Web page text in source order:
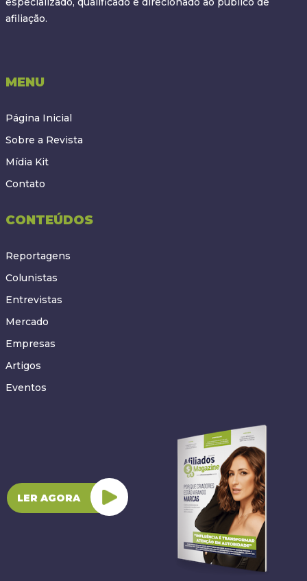
afiliação.
MENU
Página Inicial
Sobre a Revista
Mídia Kit
Contato
CONTEÚDOS
Reportagens
Colunistas
Entrevistas
Mercado
Empresas
Artigos
Eventos
LER AGORA